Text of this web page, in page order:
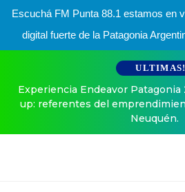
Escuchá FM Punta 88.1 estamos en
digital fuerte de la Patagonia
ULTIMAS!
Experiencia Endeavor
up: referentes del
Neuquén.